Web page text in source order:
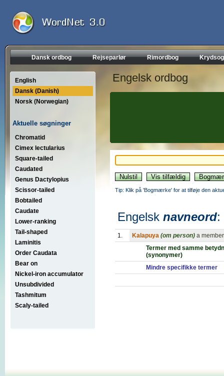
Dansk ordbog Rejseparlør Rimordbog
English
Dansk (Danish)
Norsk (Norwegian)
Aktuelle søgninger
Chromatid
Cimex lectularius
Square-tailed
Caudated
Genus Dactylopius
Scissor-tailed
Bobtailed
Caudate
Lower-ranking
Tail-shaped
Laminitis
Order Caudata
Bear on
Nickel-iron accumulator
Unsubdivided
Tashmitum
Scaly-tailed
Engelsk ordbog
Tip: Klik på 'Bogmærke' for at tilføje den
Engelsk navneord:
1. Kalapuya (om person) a
Termer med samme
(synonymer)
Mindre specifikke termer